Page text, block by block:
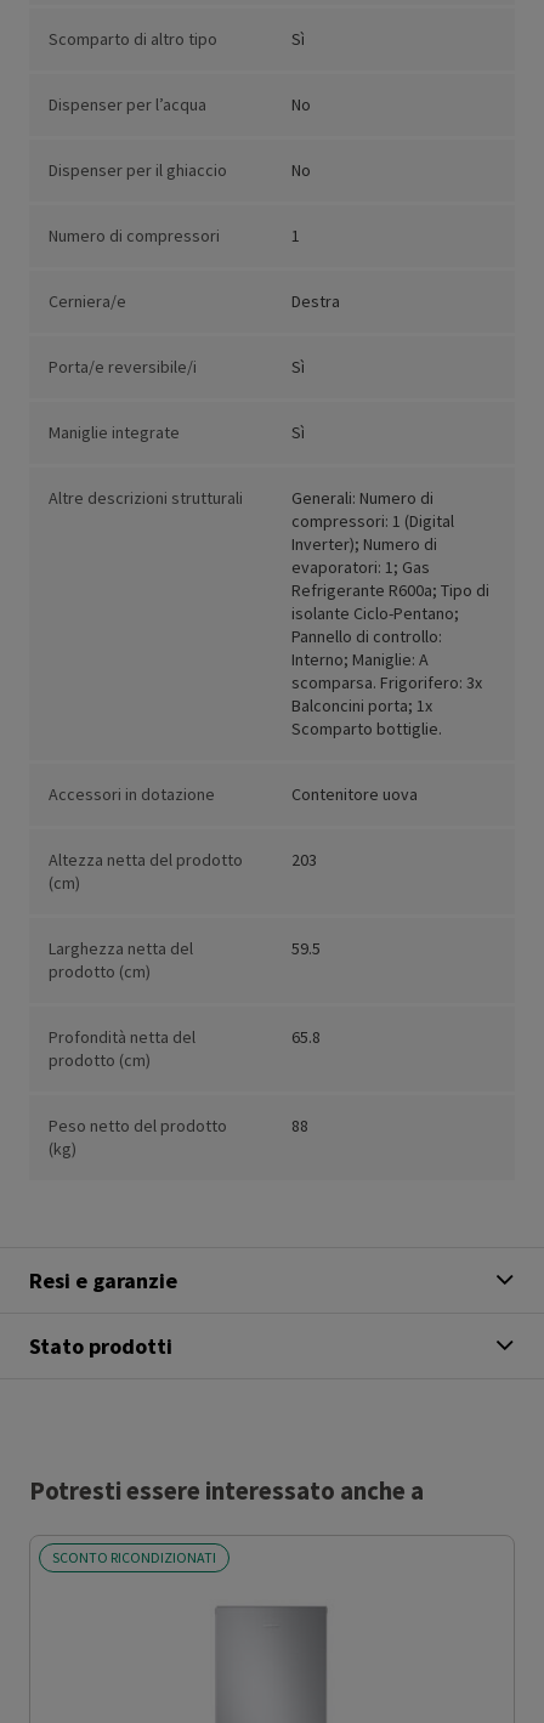
Scomparto di altro tipo Sì
Dispenser per l’acqua No
Dispenser per il ghiaccio No
Numero di compressori 1
Cerniera/e Destra
Porta/e reversibile/i Sì
Maniglie integrate Sì
Altre descrizioni strutturali
Generali: Numero di
compressori: 1 (Digital
Inverter); Numero di
evaporatori: 1; Gas
Refrigerante R600a; Tipo di
isolante Ciclo-Pentano;
Pannello di controllo:
Interno; Maniglie: A
scomparsa. Frigorifero: 3x
Balconcini porta; 1x
Scomparto bottiglie.
Accessori in dotazione Contenitore uova
Altezza netta del prodotto
(cm)
203
Larghezza netta del
prodotto (cm)
59.5
Profondità netta del
prodotto (cm)
65.8
Peso netto del prodotto
(kg)
88
Resi e garanzie
Stato prodotti
Potresti essere interessato anche a
SCONTO RICONDIZIONATI